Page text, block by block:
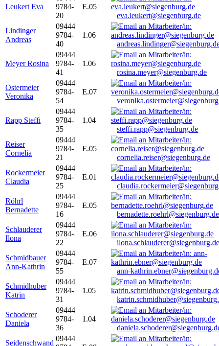
Leukert Eva
9784-
20
E.05
eva.leukert@siegenburg.de
Lindinger
Andreas
09444
9784-
40
1.06
Meyer Rosina
09444
9784-
41
1.06
rosina.meyer@siegenburg.de
Ostermeier
Veronika
09444
9784-
54
E.07
Rapp Steffi
09444
9784-
35
1.04
steffi.rapp@siegenburg.de
Reiser
Cornelia
09444
9784-
21
E.05
cornelia.reiser@siegenburg.de
Rockermeier
Claudia
09444
9784-
25
E.01
Röhrl
Bernadette
09444
9784-
16
E.05
bernadette.roehrl@siegenburg.de
Schlauderer
Ilona
09444
9784-
22
E.06
ilona.schlauderer@siegenburg.de
Schmidbauer
Ann-Kathrin
09444
9784-
55
E.07
ann-
Schmidhuber
Katrin
09444
9784-
31
1.05
Schoderer
Daniela
09444
9784-
36
1.04
Seidenschwand
09444